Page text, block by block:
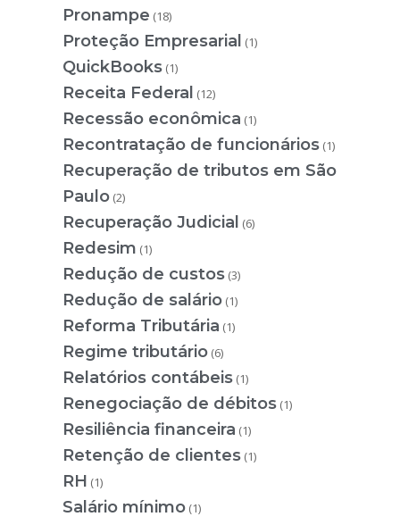
Pronampe (18)
Proteção Empresarial (1)
QuickBooks (1)
Receita Federal (12)
Recessão econômica (1)
Recontratação de funcionários (1)
Recuperação de tributos em São
Paulo (2)
Recuperação Judicial (6)
Redesim (1)
Redução de custos (3)
Redução de salário (1)
Reforma Tributária (1)
Regime tributário (6)
Relatórios contábeis (1)
Renegociação de débitos (1)
Resiliência financeira (1)
Retenção de clientes (1)
RH (1)
Salário mínimo (1)